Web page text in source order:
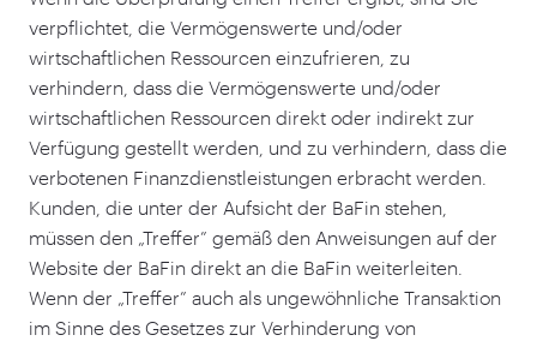
verpflichtet, die Vermögenswerte und/​oder
wirtschaftlichen Ressourcen einzufrieren, zu
verhindern, dass die Vermögenswerte und/​oder
wirtschaftlichen Ressourcen direkt oder indirekt zur
Verfügung gestellt werden, und zu verhindern, dass die
verbotenen Finanzdienstleistungen erbracht werden.
Kunden, die unter der Aufsicht der BaFin stehen,
müssen den „Treffer” gemäß den Anweisungen auf der
Website der BaFin direkt an die BaFin weiterleiten.
Wenn der „Treffer” auch als ungewöhnliche Transaktion
im Sinne des Gesetzes zur Verhinderung von